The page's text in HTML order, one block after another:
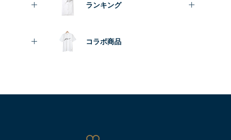
ランキング
コラボ商品